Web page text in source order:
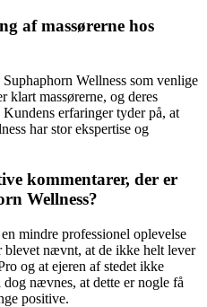
af massørerne hos
Wellness som venlige
klart massørerne, og deres
erfaringer tyder på, at
har stor ekspertise og
kommentarer, der er
Wellness?
mindre professionel oplevelse
blevet nævnt, at de ikke helt lever
og at ejeren af stedet ikke
nævnes, at dette er nogle få
positive.